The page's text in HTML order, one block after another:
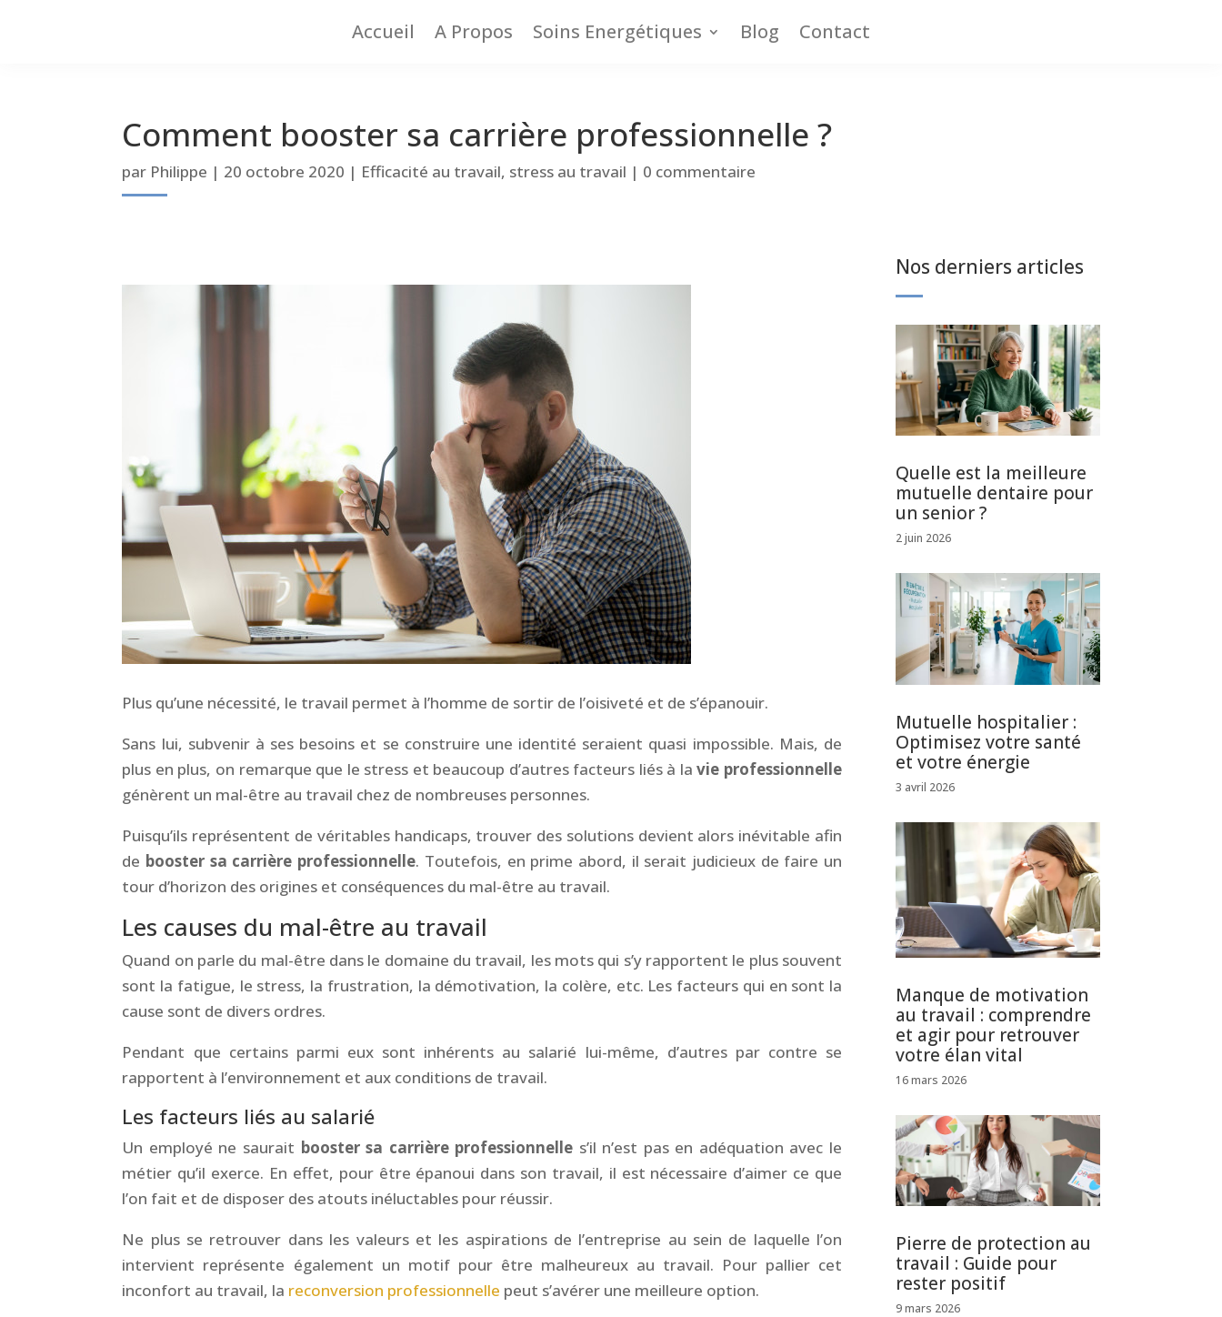
Accueil A Propos Soins Energétiques Blog Contact
Comment booster sa carrière professionnelle ?
par Philippe | 20 octobre 2020 | Efficacité au travail, stress au travail | 0 commentaire
Plus qu’une nécessité, le travail permet à l’homme de sortir de l’oisiveté et de s’épanouir.
Sans lui, subvenir à ses besoins et se construire une identité seraient quasi impossible. Mais, de
plus en plus, on remarque que le stress et beaucoup d’autres facteurs liés à lavie professionnelle
génèrent un mal-être au travail chez de nombreuses personnes.
Puisqu’ils représentent de véritables handicaps, trouver des solutions devient alors inévitable afin
de booster sa carrière professionnelle. Toutefois, en prime abord, il serait judicieux de faire un
tour d’horizon des origines et conséquences du mal-être au travail.
Les causes du mal-être au travail
Quand on parle du mal-être dans le domaine du travail, les mots qui s’y rapportent le plus souvent
sont la fatigue, le stress, la frustration, la démotivation, la colère, etc. Les facteurs qui en sont la
cause sont de divers ordres.
Pendant que certains parmi eux sont inhérents au salarié lui-même, d’autres par contre se
rapportent à l’environnement et aux conditions de travail.
Les facteurs liés au salarié
Un employé ne saurait booster sa carrière professionnelle s’il n’est pas en adéquation avec le
métier qu’il exerce. En effet, pour être épanoui dans son travail, il est nécessaire d’aimer ce que
l’on fait et de disposer des atouts inéluctables pour réussir.
Ne plus se retrouver dans les valeurs et les aspirations de l’entreprise au sein de laquelle l’on
intervient représente également un motif pour être malheureux au travail. Pour pallier cet
inconfort au travail, la reconversion professionnelle peut s’avérer une meilleure option.
Nos derniers articles
Quelle est la meilleure
mutuelle dentaire pour
un senior ?
2 juin 2026
Mutuelle hospitalier :
Optimisez votre santé
et votre énergie
3 avril 2026
Manque de motivation
au travail : comprendre
et agir pour retrouver
votre élan vital
16 mars 2026
Pierre de protection au
travail : Guide pour
rester positif
9 mars 2026